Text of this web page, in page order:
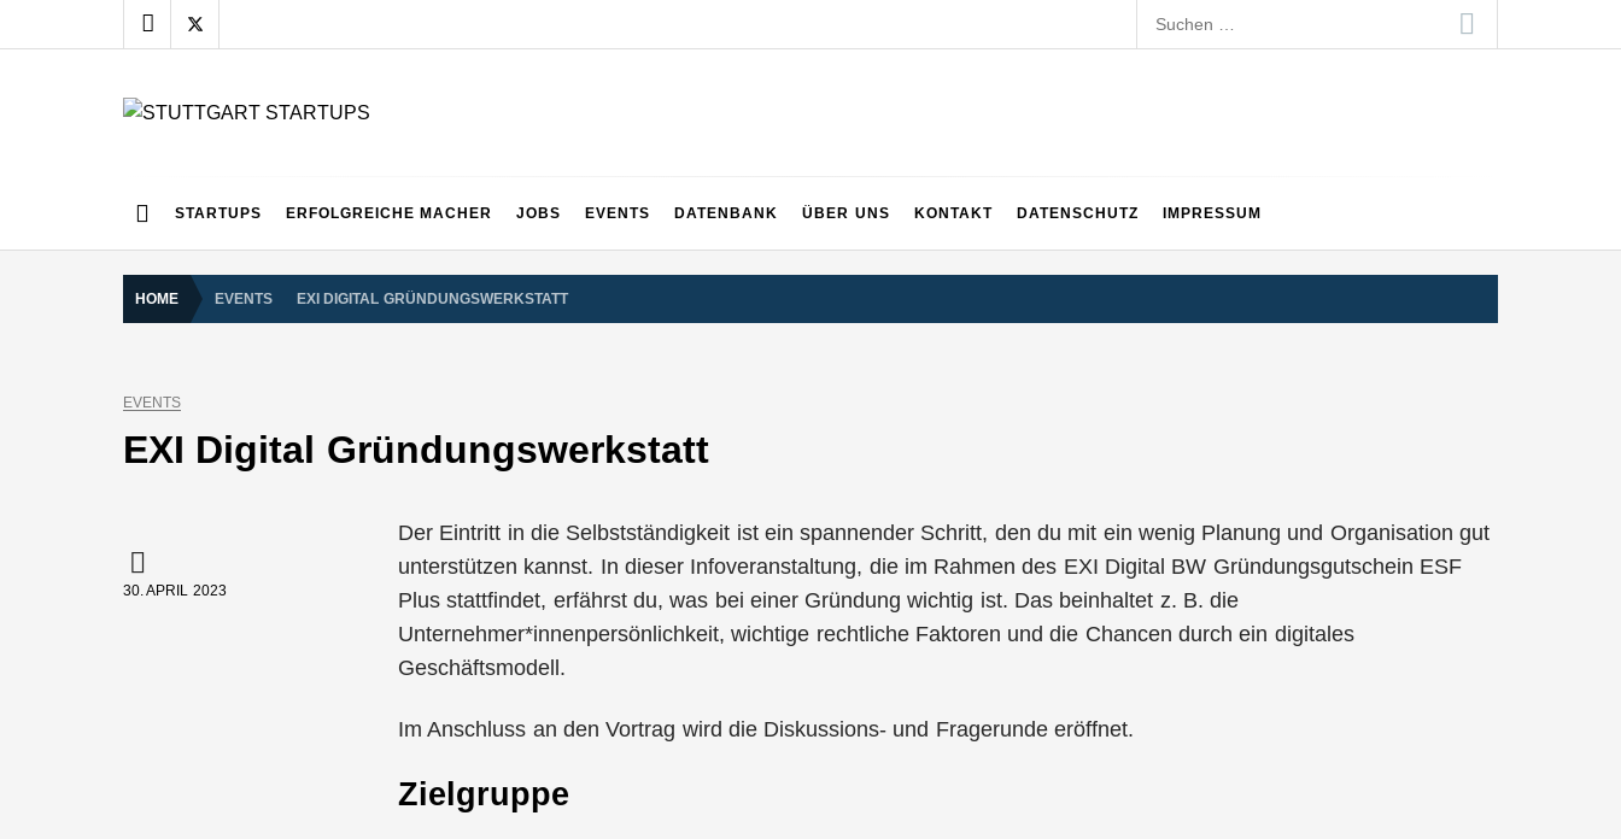
to
Suchen
nach:
STARTUPS ERFOLGREICHE MACHER JOBS EVENTS DATENBANK ÜBER UNS KONTAKT DATENSCHUTZ IMPRESSUM
HOME EVENTS EXI DIGITAL GRÜNDUNGSWERKSTATT
EVENTS
EXI Digital Gründungswerkstatt
30. APRIL 2023
Der Eintritt in die Selbstständigkeit ist ein spannender Schritt, den du mit ein wenig Planung und Organisation gut
unterstützen kannst. In dieser Infoveranstaltung, die im Rahmen des EXI Digital BW Gründungsgutschein ESF
Plus stattfindet, erfährst du, was bei einer Gründung wichtig ist. Das beinhaltet z. B. die
Unternehmer*innenpersönlichkeit, wichtige rechtliche Faktoren und die Chancen durch ein digitales
Geschäftsmodell.
Im Anschluss an den Vortrag wird die Diskussions- und Fragerunde eröffnet.
Zielgruppe